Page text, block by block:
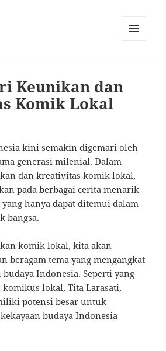
Keunikan dan
Komik Lokal
kini semakin digemari oleh
generasi milenial. Dalam
dan kreativitas komik lokal,
pada berbagai cerita menarik
hanya dapat ditemui dalam
bangsa.
komik lokal, kita akan
beragam tema yang mengangkat
Indonesia. Seperti yang
lokal, Tita Larasati,
potensi besar untuk
budaya Indonesia